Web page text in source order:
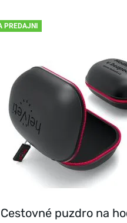
PREDAJNI
Cestovné puzdro na